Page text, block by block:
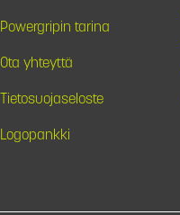
Powergripin tarina
Ota yhteyttä
Tietosuojaseloste
Logopankki